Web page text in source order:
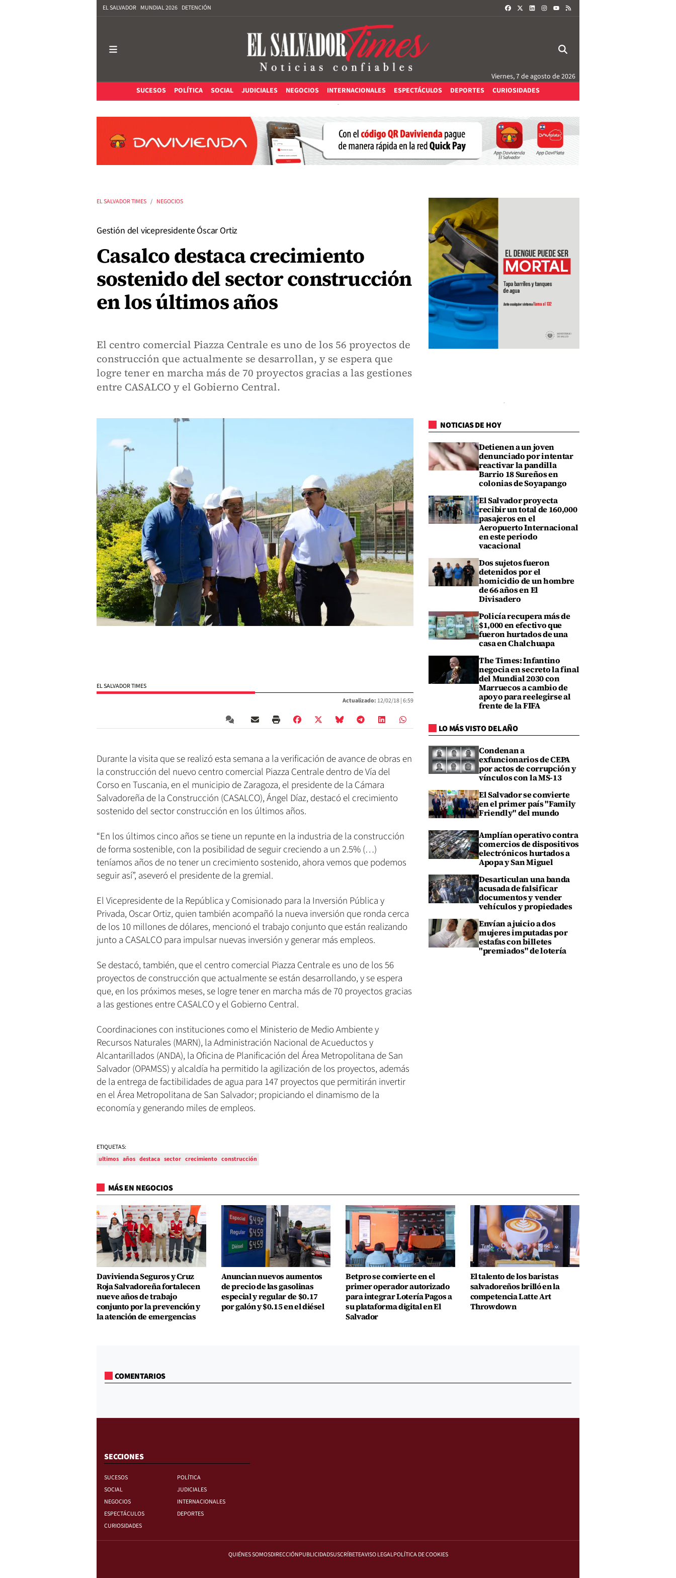
EL SALVADOR MUNDIAL 2026 DETENCIÓN FACEBOOKLINKEDININSTAGRAM
Viernes, 7 de agosto de 2026
SUCESOS
POLÍTICA SOCIAL JUDICIALES NEGOCIOS INTERNACIONALES ESPECTÁCULOS DEPORTES CURIOSIDADES
EL SALVADOR TIMES NEGOCIOS
Gestión del vicepresidente Óscar Ortiz
Casalco destaca crecimiento
sostenido del sector construcción
en los últimos años
El centro comercial Piazza Centrale es uno de los 56 proyectos de
construcción que actualmente se desarrollan, y se espera que
logre tener en marcha más de 70 proyectos gracias a las gestiones
entre CASALCO y el Gobierno Central.
EL SALVADOR TIMES
Actualizado: 12/02/18 |6:59
Durante la visita que se realizó esta semana a la verificación de avance de obras en
la construcción del nuevo centro comercial Piazza Centrale dentro de Vía del
Corso en Tuscania, en el municipio de Zaragoza, el presidente de la Cámara
Salvadoreña de la Construcción (CASALCO), Ángel Díaz, destacó el crecimiento
sostenido del sector construcción en los últimos años.
“En los últimos cinco años se tiene un repunte en la industria de la construcción
de forma sostenible, con la posibilidad de seguir creciendo a un 2.5% (…)
teníamos años de no tener un crecimiento sostenido, ahora vemos que podemos
seguir así”, aseveró el presidente de la gremial.
El Vicepresidente de la República y Comisionado para la Inversión Pública y
Privada, Oscar Ortiz, quien también acompañó la nueva inversión que ronda cerca
de los 10 millones de dólares, mencionó el trabajo conjunto que están realizando
junto a CASALCO para impulsar nuevas inversión y generar más empleos.
Se destacó, también, que el centro comercial Piazza Centrale es uno de los 56
proyectos de construcción que actualmente se están desarrollando, y se espera
que, en los próximos meses, se logre tener en marcha más de 70 proyectos gracias
a las gestiones entre CASALCO y el Gobierno Central.
Coordinaciones con instituciones como el Ministerio de Medio Ambiente y
Recursos Naturales (MARN), la Administración Nacional de Acueductos y
Alcantarillados (ANDA), la Oficina de Planificación del Área Metropolitana de San
Salvador (OPAMSS) y alcaldía ha permitido la agilización de los proyectos, además
de la entrega de factibilidades de agua para 147 proyectos que permitirán invertir
en el Área Metropolitana de San Salvador; propiciando el dinamismo de la
economía y generando miles de empleos.
ETIQUETAS:
ultimos años destaca sector crecimiento construcción
NOTICIAS DE HOY
Detienen a un joven
denunciado por intentar
reactivar la pandilla
Barrio 18 Sureños en
colonias de Soyapango
El Salvador proyecta
recibir un total de 160,000
pasajeros en el
Aeropuerto Internacional
en este periodo
vacacional
Dos sujetos fueron
detenidos por el
homicidio de un hombre
de 66 años en El
Divisadero
Policía recupera más de
$1,000 en efectivo que
fueron hurtados de una
casa en Chalchuapa
The Times: Infantino
negocia en secreto la final
del Mundial 2030 con
Marruecos a cambio de
apoyo para reelegirse al
frente de la FIFA
LO MÁS VISTO DEL AÑO
Condenan a
exfuncionarios de CEPA
por actos de corrupción y
vínculos con la MS-13
El Salvador se convierte
en el primer país "Family
Friendly" del mundo
Amplían operativo contra
comercios de dispositivos
electrónicos hurtados a
Apopa y San Miguel
Desarticulan una banda
acusada de falsificar
documentos y vender
vehículos y propiedades
Envían a juicio a dos
mujeres imputadas por
estafas con billetes
"premiados" de lotería
MÁS EN NEGOCIOS
Davivienda Seguros y Cruz
Roja Salvadoreña fortalecen
nueve años de trabajo
conjunto por la prevención y
la atención de emergencias
Anuncian nuevos aumentos
de precio de las gasolinas
especial y regular de $0.17
por galón y $0.15 en el diésel
Betpro se convierte en el
primer operador autorizado
para integrar Lotería Pagos a
su plataforma digital en El
Salvador
El talento de los baristas
salvadoreños brilló en la
competencia Latte Art
Throwdown
COMENTARIOS
SECCIONES
SUCESOS
POLÍTICA
SOCIAL
JUDICIALES
NEGOCIOS
INTERNACIONALES
ESPECTÁCULOS
DEPORTES
CURIOSIDADES
QUIÉNES SOMOSDIRECCIÓNPUBLICIDADSUSCRÍBETEAVISO LEGALPOLÍTICA DE COOKIES